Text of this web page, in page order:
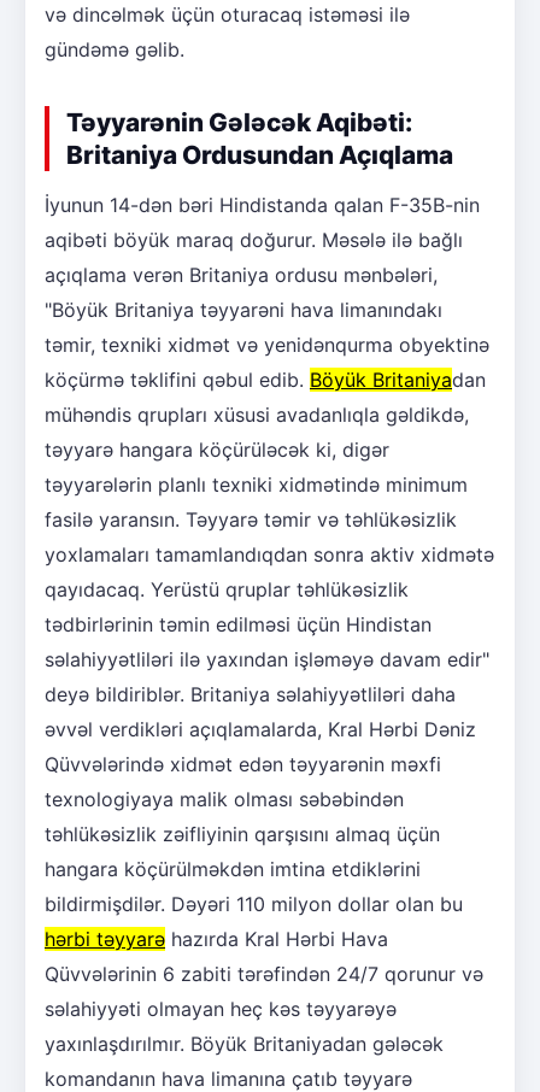
və dincəlmək üçün oturacaq istəməsi ilə
gündəmə gəlib.
Təyyarənin Gələcək Aqibəti:
Britaniya Ordusundan Açıqlama
İyunun 14-dən bəri Hindistanda qalan F-35B-nin
aqibəti böyük maraq doğurur. Məsələ ilə bağlı
açıqlama verən Britaniya ordusu mənbələri,
"Böyük Britaniya təyyarəni hava limanındakı
təmir, texniki xidmət və yenidənqurma obyektinə
köçürmə təklifini qəbul edib. Böyük Britaniyadan
mühəndis qrupları xüsusi avadanlıqla gəldikdə,
təyyarə hangara köçürüləcək ki, digər
təyyarələrin planlı texniki xidmətində minimum
fasilə yaransın. Təyyarə təmir və təhlükəsizlik
yoxlamaları tamamlandıqdan sonra aktiv xidmətə
qayıdacaq. Yerüstü qruplar təhlükəsizlik
tədbirlərinin təmin edilməsi üçün Hindistan
səlahiyyətliləri ilə yaxından işləməyə davam edir"
deyə bildiriblər. Britaniya səlahiyyətliləri daha
əvvəl verdikləri açıqlamalarda, Kral Hərbi Dəniz
Qüvvələrində xidmət edən təyyarənin məxfi
texnologiyaya malik olması səbəbindən
təhlükəsizlik zəifliyinin qarşısını almaq üçün
hangara köçürülməkdən imtina etdiklərini
bildirmişdilər. Dəyəri 110 milyon dollar olan bu
hərbi təyyarə hazırda Kral Hərbi Hava
Qüvvələrinin 6 zabiti tərəfindən 24/7 qorunur və
səlahiyyəti olmayan heç kəs təyyarəyə
yaxınlaşdırılmır. Böyük Britaniyadan gələcək
komandanın hava limanına çatıb təyyarə